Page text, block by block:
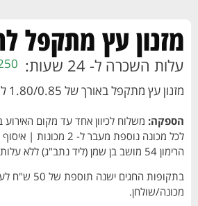
מזנון עץ מתקפל
עלות השכרה ל- 24 שעות:
מזנון עץ מתקפל באורך של 1.80/0.85 לאירוע יוקרתי ומפנק
הספקה:
לכל מכונה נוספת מעבר ל-
הרימון 54 מושב בן שמן (ליד נתב"ג) ללא עלות.
בתקופות
מכונה/שולחן.